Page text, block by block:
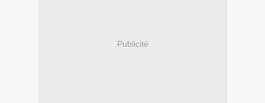
Publicité